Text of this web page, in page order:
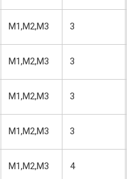
М1,М2,М3 3
М1,М2,М3 3
М1,М2,М3 3
М1,М2,М3 3
М1,М2,М3 4